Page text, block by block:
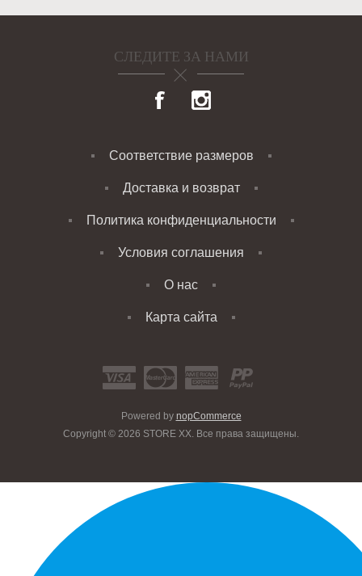
СЛЕДИТЕ ЗА НАМИ
Соответствие размеров
Доставка и возврат
Политика конфиденциальности
Условия соглашения
О нас
Карта сайта
Powered by nopCommerce
Copyright © 2026 STORE XX. Все права защищены.